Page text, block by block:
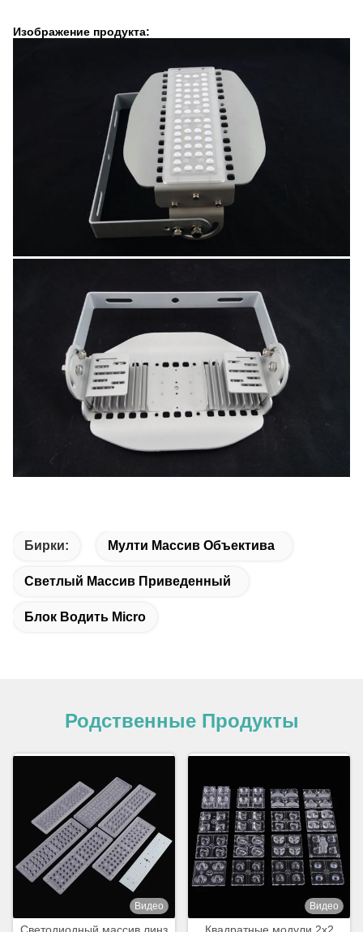
Изображение продукта:
Бирки: Мулти Массив Объектива
Светлый Массив Приведенный
Блок Водить Micro
Родственные Продукты
Видео Видео